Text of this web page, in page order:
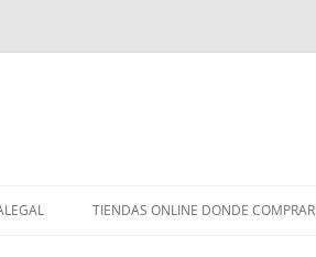
TIENDAS ONLINE DONDE COMPRAR